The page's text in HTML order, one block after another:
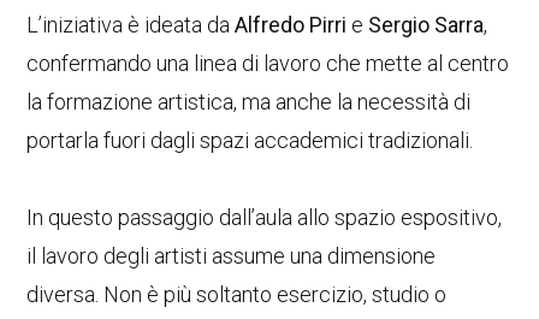
L’iniziativa è ideata daAlfredo Pirri e Sergio Sarra,
confermando una linea di lavoro che mette al centro
la formazione artistica, ma anche la necessità di
portarla fuori dagli spazi accademici tradizionali.
In questo passaggio dall’aula allo spazio espositivo,
il lavoro degli artisti assume una dimensione
diversa. Non è più soltanto esercizio, studio o